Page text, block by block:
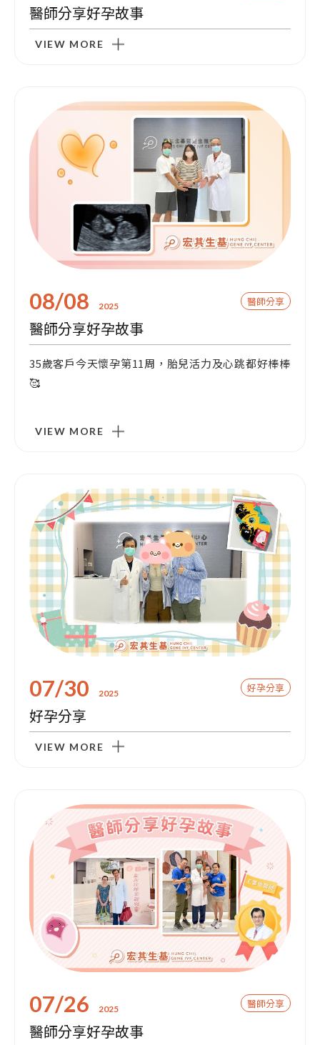
醫師分享好孕故事
VIEW MORE
08/08 2025 醫師分享
醫師分享好孕故事
35歲客戶今天懷孕第11周，胎兒活力及心跳都好棒棒
🥰
VIEW MORE
07/30 2025 好孕分享
好孕分享
VIEW MORE
07/26 2025 醫師分享
醫師分享好孕故事